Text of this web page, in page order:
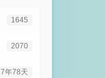
1645
2070
7年78天